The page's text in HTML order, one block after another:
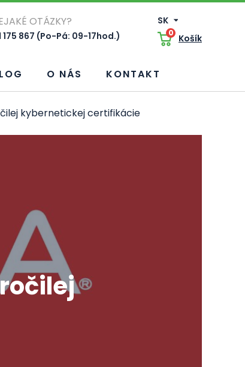
OTÁZKY?
175 867 (Po-Pá: 09-17hod.)
SK
0 Košík
O NÁS KONTAKT
kybernetickej certifikácie